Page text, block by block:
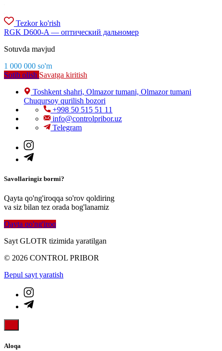
Tezkor ko'rish
RGK D600-A — оптический дальномер
Sotuvda mavjud
1 000 000 so'm
Sotib olish Savatga kiritish
Toshkent shahri, Olmazor tumani, Olmazor tumani
Chuqursoy qurilish bozori
+998 50 515 51 11
info@controlpribor.uz
Telegram
Savollaringiz bormi?
Qayta qo'ng'iroqqa so'rov qoldiring
va siz bilan tez orada bog'lanamiz
Qayta qo'ng'iroq
Sayt GLOTR tizimida yaratilgan
© 2026 CONTROL PRIBOR
Bepul sayt yaratish
Aloqa